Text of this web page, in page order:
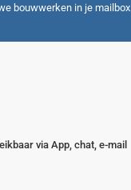
bouwwerken in je mailbox
via App, chat, e-mail